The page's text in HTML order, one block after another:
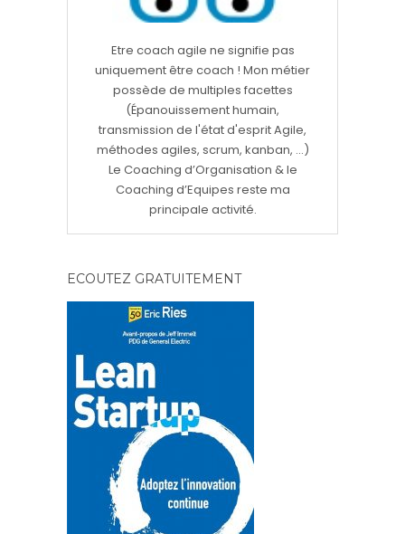
Etre coach agile ne signifie pas
uniquement être coach ! Mon métier
possède de multiples facettes
(Épanouissement humain,
transmission de l'état d'esprit Agile,
méthodes agiles, scrum, kanban, ...)
Le Coaching d’Organisation & le
Coaching d’Equipes reste ma
principale activité.
ECOUTEZ GRATUITEMENT